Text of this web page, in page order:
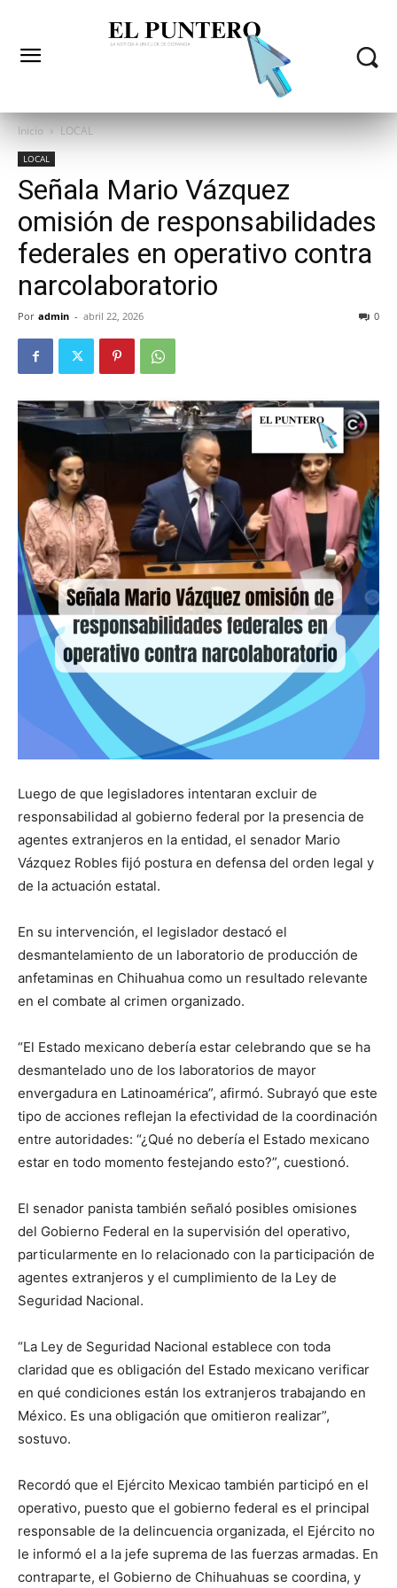
Inicio LOCAL
LOCAL
Señala Mario Vázquez
omisión de responsabilidades
federales en operativo contra
narcolaboratorio
Por admin - abril 22, 2026 0
Luego de que legisladores intentaran excluir de
responsabilidad al gobierno federal por la presencia de
agentes extranjeros en la entidad, el senador Mario
Vázquez Robles fijó postura en defensa del orden legal y
de la actuación estatal.
En su intervención, el legislador destacó el
desmantelamiento de un laboratorio de producción de
anfetaminas en Chihuahua como un resultado relevante
en el combate al crimen organizado.
“El Estado mexicano debería estar celebrando que se ha
desmantelado uno de los laboratorios de mayor
envergadura en Latinoamérica”, afirmó. Subrayó que este
tipo de acciones reflejan la efectividad de la coordinación
entre autoridades: “¿Qué no debería el Estado mexicano
estar en todo momento festejando esto?”, cuestionó.
El senador panista también señaló posibles omisiones
del Gobierno Federal en la supervisión del operativo,
particularmente en lo relacionado con la participación de
agentes extranjeros y el cumplimiento de la Ley de
Seguridad Nacional.
“La Ley de Seguridad Nacional establece con toda
claridad que es obligación del Estado mexicano verificar
en qué condiciones están los extranjeros trabajando en
México. Es una obligación que omitieron realizar”,
sostuvo.
Recordó que el Ejército Mexicao también participó en el
operativo, puesto que el gobierno federal es el principal
responsable de la delincuencia organizada, el Ejército no
le informó el a la jefe suprema de las fuerzas armadas. En
contraparte, el Gobierno de Chihuahuas se coordina, y